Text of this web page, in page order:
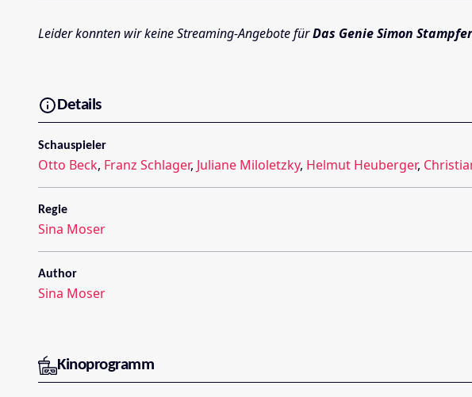
Leider konnten wir keine Streaming-Angebote fürDas Genie Simon Stampfer
Details
Schauspieler
Otto Beck, Franz Schlager, Juliane Miloletzky, Helmut Heuberger,
Regie
Sina Moser
Author
Sina Moser
Kinoprogramm